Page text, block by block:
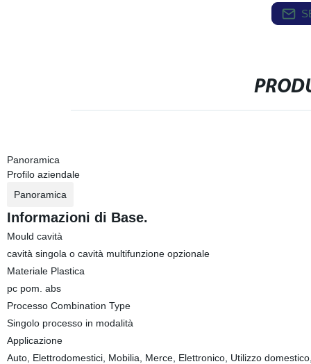
Panoramica
Profilo aziendale
Panoramica
Informazioni di Base.
Mould cavità
cavità singola o cavità multifunzione opzionale
Materiale Plastica
pc pom. abs
Processo Combination Type
Singolo processo in modalità
Applicazione
Auto, Elettrodomestici, Mobilia, Merce, Elettronico, Utilizzo